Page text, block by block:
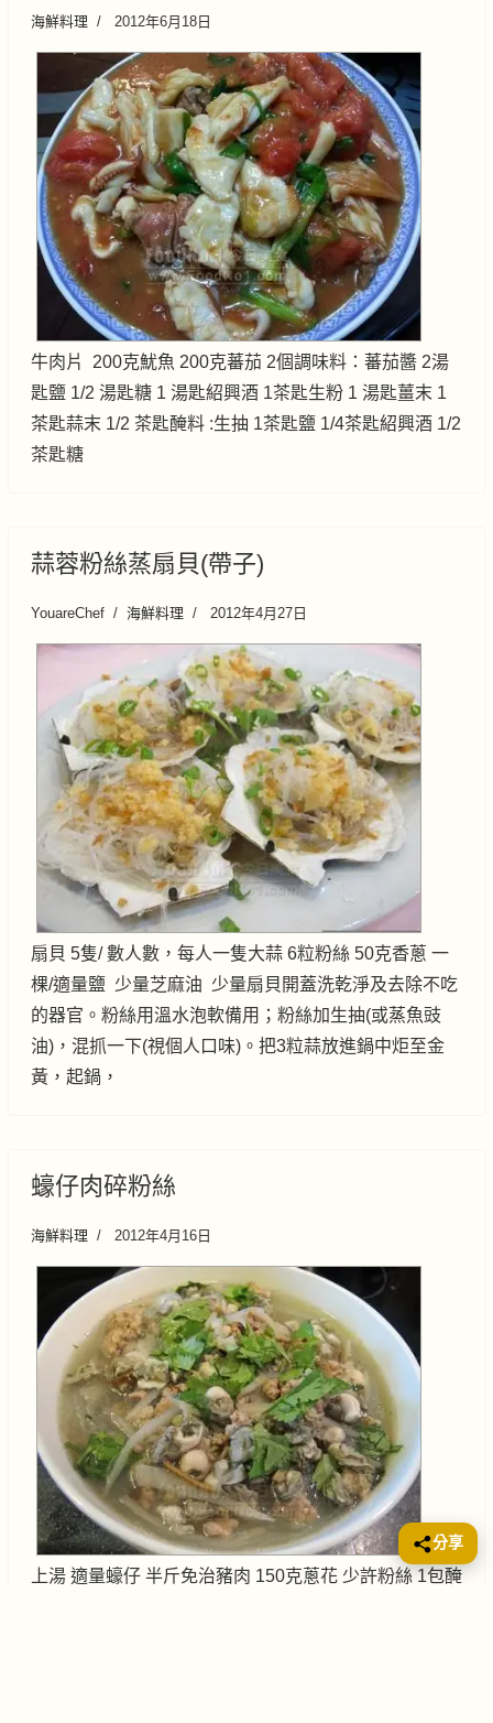
海鮮料理 2012年6月18日
牛肉片 200克魷魚 200克蕃茄 2個調味料：蕃茄醬 2湯
匙鹽 1/2 湯匙糖 1 湯匙紹興酒 1茶匙生粉 1 湯匙薑末 1
茶匙蒜末 1/2 茶匙醃料 :生抽 1茶匙鹽 1/4茶匙紹興酒 1/2
茶匙糖
蒜蓉粉絲蒸扇貝(帶子)
YouareChef 海鮮料理 2012年4月27日
扇貝 5隻/ 數人數，每人一隻大蒜 6粒粉絲 50克香蔥 一
棵/適量鹽 少量芝麻油 少量扇貝開蓋洗乾淨及去除不吃
的器官。粉絲用溫水泡軟備用；粉絲加生抽(或蒸魚豉
油)，混抓一下(視個人口味)。把3粒蒜放進鍋中炬至金
黃，起鍋，
蠔仔肉碎粉絲
海鮮料理 2012年4月16日
上湯 適量蠔仔 半斤免治豬肉 150克蔥花 少許粉絲 1包醃
分享